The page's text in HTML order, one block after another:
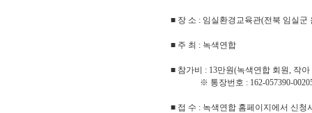
■ 장 소 : 임실환경교육관(전북 임실군
■ 주 최 : 녹색연합
■ 참가비 : 13만원(녹색연합 회원, 작아
※ 통장번호 : 162-057390-00205
■ 접 수 : 녹색연합 홈페이지에서 신청